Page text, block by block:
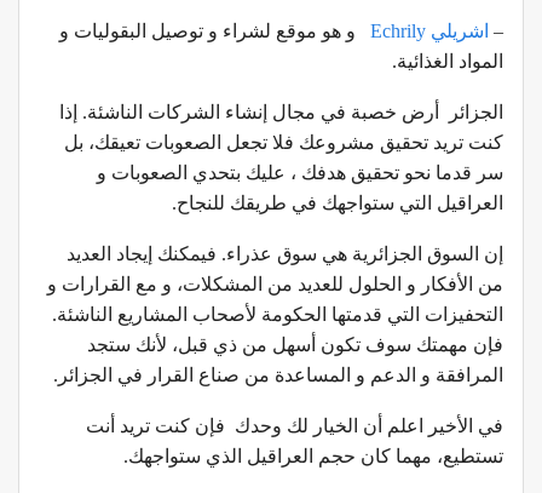
– اشريلي Echrily
و هو موقع لشراء و توصيل البقوليات و
المواد الغذائية.
الجزائر أرض خصبة في مجال إنشاء الشركات الناشئة. إذا
كنت تريد تحقيق مشروعك فلا تجعل الصعوبات تعيقك، بل
سر قدما نحو تحقيق هدفك ، عليك بتحدي الصعوبات و
العراقيل التي ستواجهك في طريقك للنجاح.
إن السوق الجزائرية هي سوق عذراء. فيمكنك إيجاد العديد
من الأفكار و الحلول للعديد من المشكلات، و مع القرارات و
التحفيزات التي قدمتها الحكومة لأصحاب المشاريع الناشئة.
فإن مهمتك سوف تكون أسهل من ذي قبل، لأنك ستجد
المرافقة و الدعم و المساعدة من صناع القرار في الجزائر.
في الأخير اعلم أن الخيار لك وحدك فإن كنت تريد أنت
تستطيع، مهما كان حجم العراقيل الذي ستواجهك.